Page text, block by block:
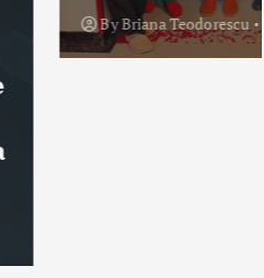
August 7, 2026 282 views
& More este un proiect